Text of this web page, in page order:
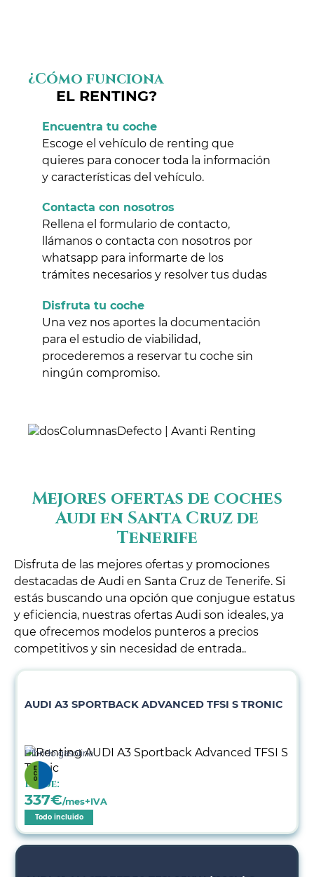
¿Cómo funciona
EL RENTING?
Encuentra tu coche
Escoge el vehículo de renting que
quieres para conocer toda la información
y características del vehículo.
Contacta con nosotros
Rellena el formulario de contacto,
llámanos o contacta con nosotros por
whatsapp para informarte de los
trámites necesarios y resolver tus dudas
Disfruta tu coche
Una vez nos aportes la documentación
para el estudio de viabilidad,
procederemos a reservar tu coche sin
ningún compromiso.
Mejores ofertas de coches
Audi en Santa Cruz de
Tenerife
Disfruta de las mejores ofertas y promociones
destacadas de Audi en Santa Cruz de Tenerife. Si
estás buscando una opción que conjugue estatus
y eficiencia, nuestras ofertas Audi son ideales, ya
que ofrecemos modelos punteros a precios
competitivos y sin necesidad de entrada..
AUDI A3 SPORTBACK ADVANCED TFSI S TRONIC
Híbrido gasolina
Desde:
337€/mes+IVA
Todo incluido